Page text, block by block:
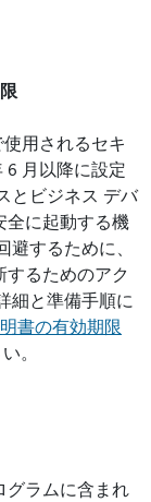
用されるセキ
6 月以降に設定
とビジネス デバ
全に起動する機
するために、
るためのアク
細と準備手順に
書の有効期限
。
グラムに含まれ